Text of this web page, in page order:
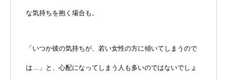
な気持ちを抱く場合も。
「いつか彼の気持ちが、若い女性の方に傾いてしまうので
は…」と、心配になってしまう人も多いのではないでしょ